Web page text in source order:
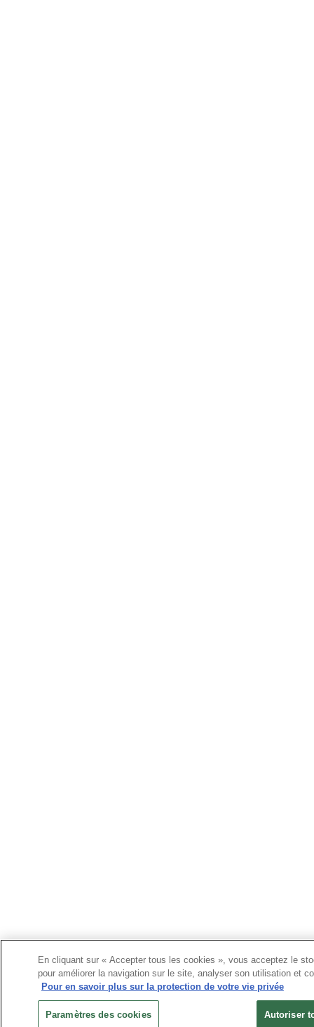
En cliquant sur « Accepter tous les cookies », vous acceptez le
pour améliorer la navigation sur le site, analyser son utilisation et
Pour en savoir plus sur la protection de votre vie privée
Paramètres des cookies Autoriser